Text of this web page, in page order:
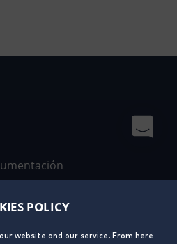
POLICY
website and our service. From here